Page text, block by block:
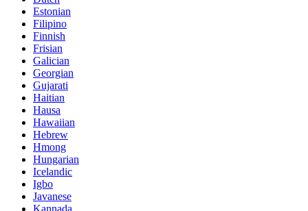
Estonian
Filipino
Finnish
Frisian
Galician
Georgian
Gujarati
Haitian
Hausa
Hawaiian
Hebrew
Hmong
Hungarian
Icelandic
Igbo
Javanese
Kannada